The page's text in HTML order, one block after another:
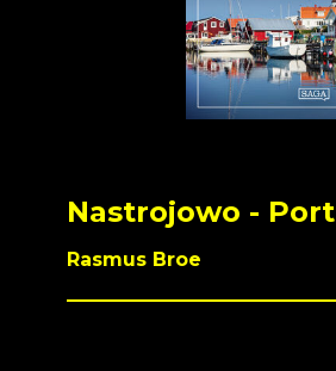
Nastrojowo - Port
Rasmus Broe